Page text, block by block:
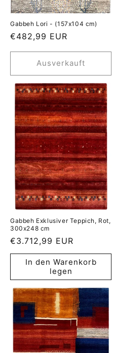
Gabbeh Lori - (157x104 cm)
Normaler
€482,99 EUR
Ausverkauft
Gabbeh Exklusiver Teppich, Rot,
300x248 cm
Normaler
Preis
€3.712,99 EUR
In den Warenkorb
legen